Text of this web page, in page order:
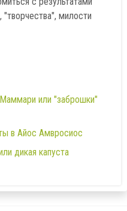
"творчества", милости
или "заброшки"
в Айос Амвроcиос
дикая капуста